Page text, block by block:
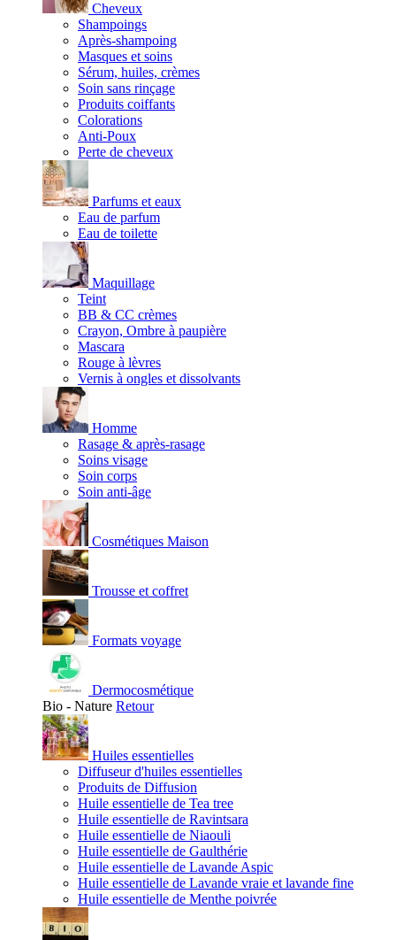
Cheveux
Shampoings
Après-shampoing
Masques et soins
Sérum, huiles, crèmes
Soin sans rinçage
Produits coiffants
Colorations
Anti-Poux
Perte de cheveux
Parfums et eaux
Eau de parfum
Eau de toilette
Maquillage
Teint
BB & CC crèmes
Crayon, Ombre à paupière
Mascara
Rouge à lèvres
Vernis à ongles et dissolvants
Homme
Rasage & après-rasage
Soins visage
Soin corps
Soin anti-âge
Cosmétiques Maison
Trousse et coffret
Formats voyage
Dermocosmétique
Bio - Nature Retour
Huiles essentielles
Diffuseur d'huiles essentielles
Produits de Diffusion
Huile essentielle de Tea tree
Huile essentielle de Ravintsara
Huile essentielle de Niaouli
Huile essentielle de Gaulthérie
Huile essentielle de Lavande Aspic
Huile essentielle de Lavande vraie et lavande fine
Huile essentielle de Menthe poivrée